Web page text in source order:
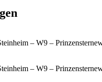
– W9 –
– W9 –